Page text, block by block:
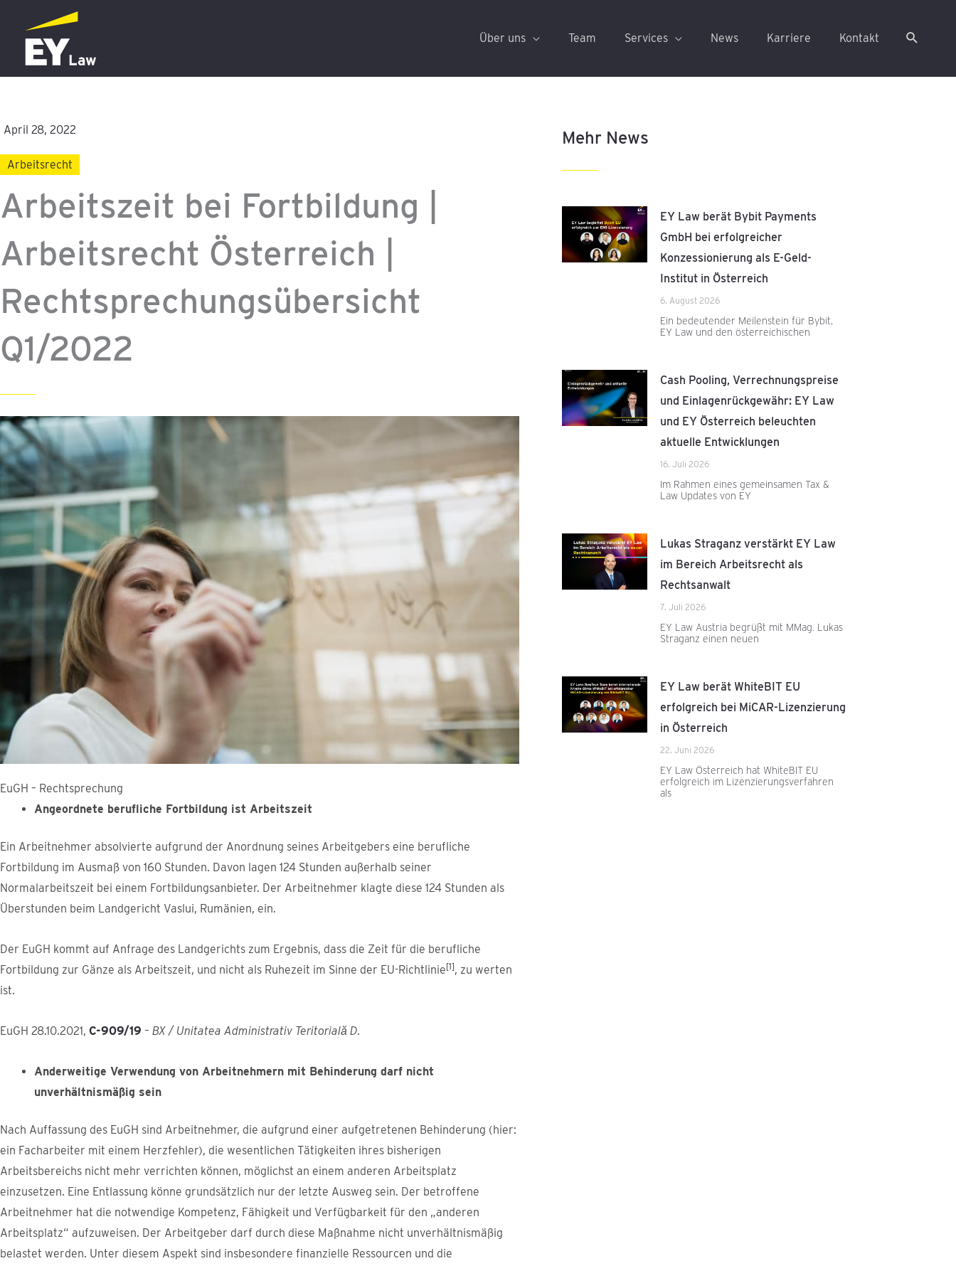
Inhalt
springen
Über uns Team Services News Karriere Kontakt
April 28, 2022
Arbeitsrecht
Arbeitszeit bei Fortbildung |
Arbeitsrecht Österreich |
Rechtsprechungsübersicht
Q1/2022
EuGH – Rechtsprechung
Angeordnete berufliche Fortbildung ist Arbeitszeit
Ein Arbeitnehmer absolvierte aufgrund der Anordnung seines Arbeitgebers eine berufliche
Fortbildung im Ausmaß von 160 Stunden. Davon lagen 124 Stunden außerhalb seiner
Normalarbeitszeit bei einem Fortbildungsanbieter. Der Arbeitnehmer klagte diese 124 Stunden als
Überstunden beim Landgericht Vaslui, Rumänien, ein.
Der EuGH kommt auf Anfrage des Landgerichts zum Ergebnis, dass die Zeit für die berufliche
Fortbildung zur Gänze als Arbeitszeit, und nicht als Ruhezeit im Sinne der EU-Richtlinie[1], zu werten
ist.
EuGH 28.10.2021, C-909/19 – BX / Unitatea Administrativ Teritorială D.
Anderweitige Verwendung von Arbeitnehmern mit Behinderung darf nicht
unverhältnismäßig sein
Nach Auffassung des EuGH sind Arbeitnehmer, die aufgrund einer aufgetretenen Behinderung (hier:
ein Facharbeiter mit einem Herzfehler), die wesentlichen Tätigkeiten ihres bisherigen
Arbeitsbereichs nicht mehr verrichten können, möglichst an einem anderen Arbeitsplatz
einzusetzen. Eine Entlassung könne grundsätzlich nur der letzte Ausweg sein. Der betroffene
Arbeitnehmer hat die notwendige Kompetenz, Fähigkeit und Verfügbarkeit für den „anderen
Arbeitsplatz“ aufzuweisen. Der Arbeitgeber darf durch diese Maßnahme nicht unverhältnismäßig
belastet werden. Unter diesem Aspekt sind insbesondere finanzielle Ressourcen und die
Mehr News
EY Law berät Bybit Payments
GmbH bei erfolgreicher
Konzessionierung als E-Geld-
Institut in Österreich
6. August 2026
Ein bedeutender Meilenstein für Bybit,
EY Law und den österreichischen
Cash Pooling, Verrechnungspreise
und Einlagenrückgewähr: EY Law
und EY Österreich beleuchten
aktuelle Entwicklungen
16. Juli 2026
Im Rahmen eines gemeinsamen Tax &
Law Updates von EY
Lukas Straganz verstärkt EY Law
im Bereich Arbeitsrecht als
Rechtsanwalt
7. Juli 2026
EY Law Austria begrüßt mit MMag. Lukas
Straganz einen neuen
EY Law berät WhiteBIT EU
erfolgreich bei MiCAR-Lizenzierung
in Österreich
22. Juni 2026
EY Law Österreich hat WhiteBIT EU
erfolgreich im Lizenzierungsverfahren
als